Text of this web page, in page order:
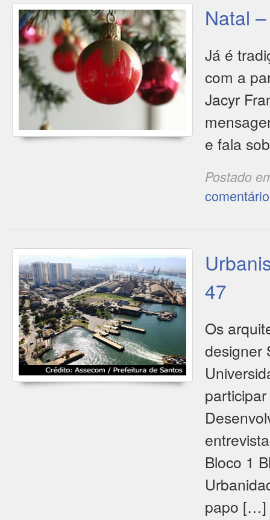
Natal
Já é
com a
Jacyr
e fala
Postado
47
Os
designer
Bloco 1
papo […]